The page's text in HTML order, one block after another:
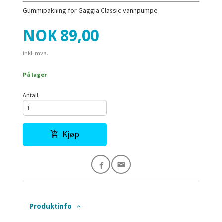
Gummipakning for Gaggia Classic vannpumpe
Pris
NOK 89,00
inkl. mva.
På lager
Antall
Kjøp
Produktinfo